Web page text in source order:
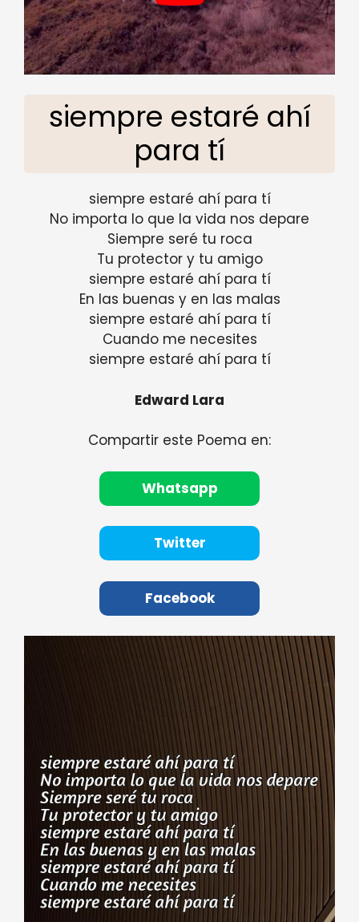
siempre estaré ahí
para tí
siempre estaré ahí para tí
No importa lo que la vida nos depare
Siempre seré tu roca
Tu protector y tu amigo
siempre estaré ahí para tí
En las buenas y en las malas
siempre estaré ahí para tí
Cuando me necesites
siempre estaré ahí para tí
Edward Lara
Compartir este Poema en:
Whatsapp
Twitter
Facebook